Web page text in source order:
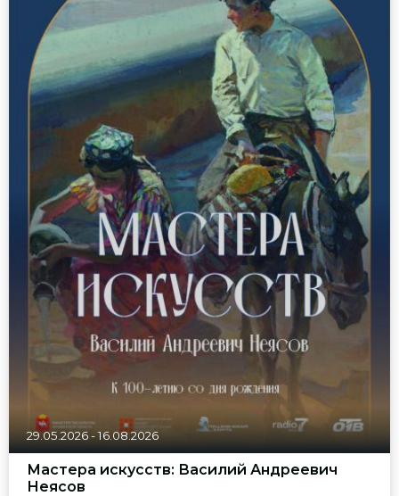
29.05.2026-16.08.2026
Мастера искусств: Василий Андреевич
Неясов